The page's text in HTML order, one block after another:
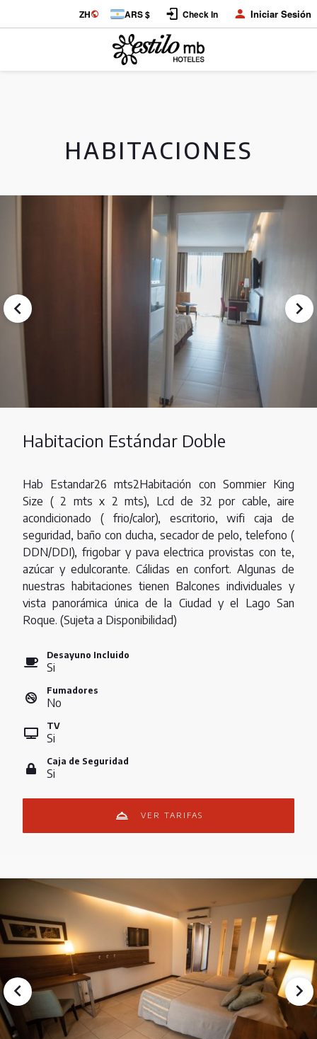
ZH ARS $ Check In Iniciar Sesión
HABITACIONES
Habitacion Estándar Doble
Hab Estandar26 mts2Habitación con Sommier King
Size ( 2 mts x 2 mts), Lcd de 32 por cable, aire
acondicionado ( frio/calor), escritorio, wifi caja de
seguridad, baño con ducha, secador de pelo, telefono (
DDN/DDI), frigobar y pava electrica provistas con te,
azúcar y edulcorante. Cálidas en confort. Algunas de
nuestras habitaciones tienen Balcones individuales y
vista panorámica única de la Ciudad y el Lago San
Roque. (Sujeta a Disponibilidad)
Desayuno Incluido
Si
Fumadores
No
TV
Si
Caja de Seguridad
Si
VER TARIFAS